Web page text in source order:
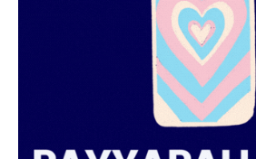
SUBSCRIBE NOW
PALA VISION